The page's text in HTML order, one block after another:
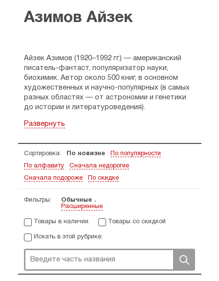
Азимов Айзек
Айзек Азимов (1920–1992 гг.) — американский
писатель-фантаст, популяризатор науки,
биохимик. Автор около 500 книг, в основном
художественных и научно-популярных (в самых
разных областях — от астрономии и генетики
до истории и литературоведения).
Большинство написанных Азимовым книг
являются научно-популярными, причём в самых
Развернуть
Сортировка: По новизне По популярности
По алфавиту Сначала недорогие
Сначала подороже По скидке
Фильтры:
Обычные
Расширенные
Товары в наличии Товары со скидкой
Искать в этой рубрике: